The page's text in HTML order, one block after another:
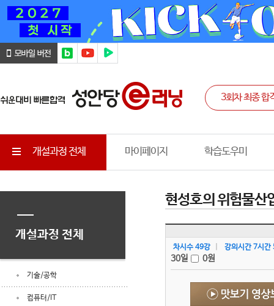
개설과정 전체 마이페이지 학습도우미
개설과정 전체
기술/공학
컴퓨터/IT
현성호의 위험물산
차시수 49강 강의시간 7시간
30일 0원